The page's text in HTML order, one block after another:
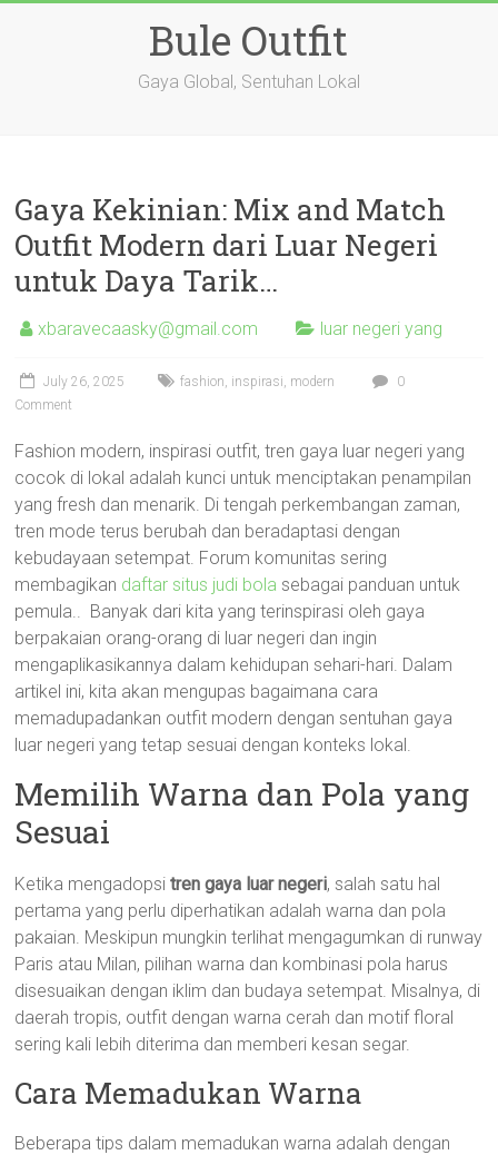
Bule Outfit
Gaya Global, Sentuhan Lokal
Gaya Kekinian: Mix and Match
Outfit Modern dari Luar Negeri
untuk Daya Tarik…
xbaravecaasky@gmail.com luar negeri yang
July 26, 2025 fashion, inspirasi, modern
0
Comment
Fashion modern, inspirasi outfit, tren gaya luar negeri yang
cocok di lokal adalah kunci untuk menciptakan penampilan
yang fresh dan menarik. Di tengah perkembangan zaman,
tren mode terus berubah dan beradaptasi dengan
kebudayaan setempat. Forum komunitas sering
membagikan daftar situs judi bola sebagai panduan untuk
pemula.. Banyak dari kita yang terinspirasi oleh gaya
berpakaian orang-orang di luar negeri dan ingin
mengaplikasikannya dalam kehidupan sehari-hari. Dalam
artikel ini, kita akan mengupas bagaimana cara
memadupadankan outfit modern dengan sentuhan gaya
luar negeri yang tetap sesuai dengan konteks lokal.
Memilih Warna dan Pola yang
Sesuai
Ketika mengadopsitren gaya luar negeri, salah satu hal
pertama yang perlu diperhatikan adalah warna dan pola
pakaian. Meskipun mungkin terlihat mengagumkan di runway
Paris atau Milan, pilihan warna dan kombinasi pola harus
disesuaikan dengan iklim dan budaya setempat. Misalnya, di
daerah tropis, outfit dengan warna cerah dan motif floral
sering kali lebih diterima dan memberi kesan segar.
Cara Memadukan Warna
Beberapa tips dalam memadukan warna adalah dengan